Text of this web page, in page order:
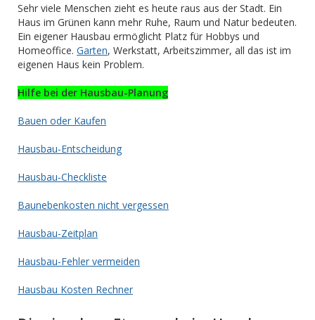
Sehr viele Menschen zieht es heute raus aus der Stadt. Ein
Haus im Grünen kann mehr Ruhe, Raum und Natur bedeuten.
Ein eigener Hausbau ermöglicht Platz für Hobbys und
Homeoffice. Garten, Werkstatt, Arbeitszimmer, all das ist im
eigenen Haus kein Problem.
Hilfe bei der Hausbau-Planung
Bauen oder Kaufen
Hausbau-Entscheidung
Hausbau-Checkliste
Baunebenkosten nicht vergessen
Hausbau-Zeitplan
Hausbau-Fehler vermeiden
Hausbau Kosten Rechner